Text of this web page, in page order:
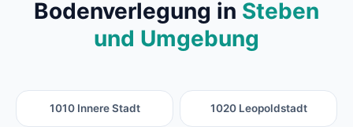
Bodenverlegung in Steben
und Umgebung
1010 Innere Stadt 1020 Leopoldstadt